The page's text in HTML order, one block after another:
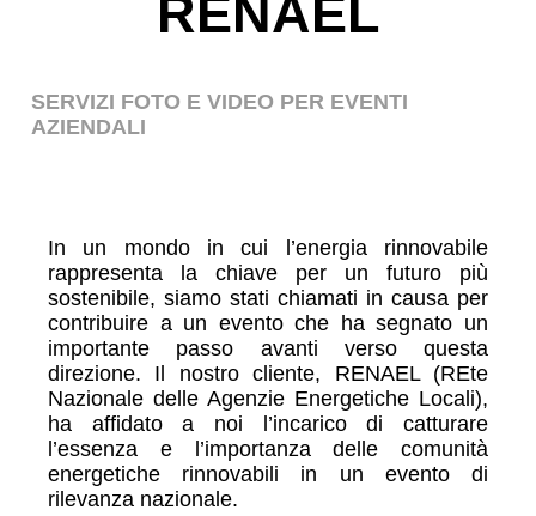
RENAEL
SERVIZI FOTO E VIDEO PER EVENTI
AZIENDALI
In un mondo in cui l’energia rinnovabile
rappresenta la chiave per un futuro più
sostenibile, siamo stati chiamati in causa per
contribuire a un evento che ha segnato un
importante passo avanti verso questa
direzione. Il nostro cliente, RENAEL (REte
Nazionale delle Agenzie Energetiche Locali),
ha affidato a noi l’incarico di catturare
l’essenza e l’importanza delle comunità
energetiche rinnovabili in un evento di
rilevanza nazionale.